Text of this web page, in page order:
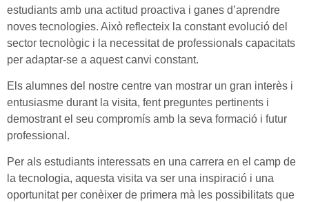
estudiants amb una actitud proactiva i ganes d’aprendre
noves tecnologies. Això reflecteix la constant evolució del
sector tecnològic i la necessitat de professionals capacitats
per adaptar-se a aquest canvi constant.
Els alumnes del nostre centre van mostrar un gran interès i
entusiasme durant la visita, fent preguntes pertinents i
demostrant el seu compromís amb la seva formació i futur
professional.
Per als estudiants interessats en una carrera en el camp de
la tecnologia, aquesta visita va ser una inspiració i una
oportunitat per conèixer de primera mà les possibilitats que